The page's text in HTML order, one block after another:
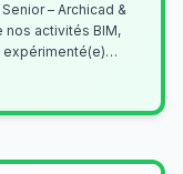
– Archicad &
expérimenté(e)